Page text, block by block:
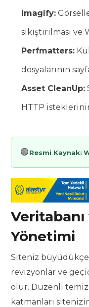
Imagify:
sıkıştırılması
Perfmatters:
dosyalarının
Asset CleanUp:
HTTP
🟢Resmi Kaynak:
Yönetimi
Siteniz
revizyonlar ve
olur. Düzenli
katmanları